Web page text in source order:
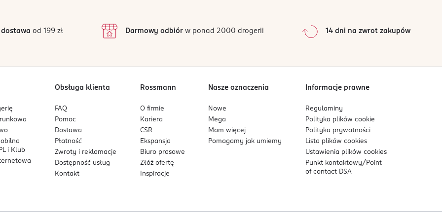
2
1
0%
Sortowanie wgdata: od najnowszej
od 199 zł Darmowy odbiórw ponad 2000 drogerii 14 dni na zwrot zakupów
i Klub
Obsługa klienta
FAQ
Pomoc
Dostawa
Płatność
Zwroty i reklamacje
Dostępność usług
Kontakt
Rossmann
O firmie
Kariera
CSR
Ekspansja
Biuro prasowe
Złóż ofertę
Inspiracje
Nasze oznaczenia
Nowe
Mega
Mam więcej
Pomagamy jak umiemy
Informacje prawne
Regulaminy
Polityka plikówcookie
Polityka prywatności
Lista plikówcookies
Ustawienia plikówcookies
Punkt kontaktowy/ Point
of contact DSA